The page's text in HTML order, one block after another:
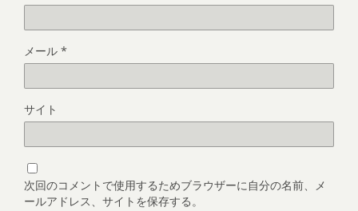
メール *
サイト
次回のコメントで使用するためブラウザーに自分の名前、メ
ールアドレス、サイトを保存する。